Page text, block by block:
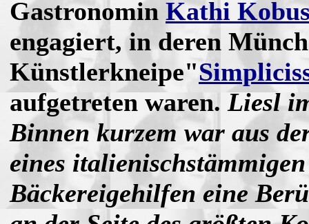
Gastronomin Kathi
engagiert, in deren
Künstlerkneipe"
aufgetreten waren. Liesl
Binnen kurzem war aus
eines italienischstämmigen
Bäckereigehilfen eine